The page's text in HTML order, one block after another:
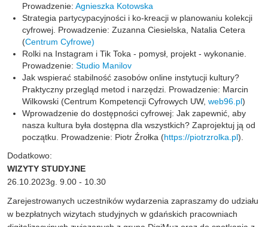
Prowadzenie: Agnieszka Kotowska
Strategia partycypacyjności i ko-kreacji w planowaniu kolekcji
cyfrowej. Prowadzenie: Zuzanna Ciesielska, Natalia Cetera
(Centrum Cyfrowe)
Rolki na Instagram i Tik Toka - pomysł, projekt - wykonanie.
Prowadzenie: Studio Manilov
Jak wspierać stabilność zasobów online instytucji kultury?
Praktyczny przegląd metod i narzędzi. Prowadzenie: Marcin
Wilkowski (Centrum Kompetencji Cyfrowych UW, web96.pl)
Wprowadzenie do dostępności cyfrowej: Jak zapewnić, aby
nasza kultura była dostępna dla wszystkich? Zaprojektuj ją od
początku. Prowadzenie: Piotr Źrołka (https://piotrzrolka.pl).
Dodatkowo:
WIZYTY STUDYJNE
26.10.2023g. 9.00 - 10.30
Zarejestrowanych uczestników wydarzenia zapraszamy do udziału
w bezpłatnych wizytach studyjnych w gdańskich pracowniach